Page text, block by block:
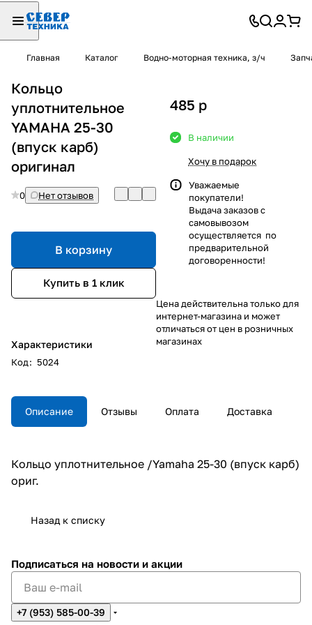
Главная Каталог Водно-моторная техника, з/ч
Кольцо
уплотнительное
YAMAHA 25-30
(впуск карб)
оригинал
0 Нет отзывов
В корзину
Купить в 1 клик
Характеристики
Код: 5024
485 p
В наличии
Хочу в подарок
Уважаемые
покупатели!
Выдача заказов с
самовывозом
осуществляется по
предварительной
договоренности!
Цена действительна только для
интернет-магазина и может
отличаться от цен в розничных
магазинах
Описание Отзывы Оплата Доставка
Кольцо уплотнительное /Yamaha 25-30 (впуск карб)
ориг.
Назад к списку
Подписаться на новости и акции
+7 (953) 585-00-39